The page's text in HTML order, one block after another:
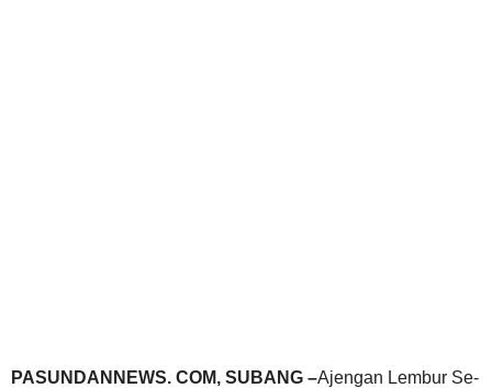
PASUNDANNEWS. COM, SUBANG –Ajengan Lembur Se-